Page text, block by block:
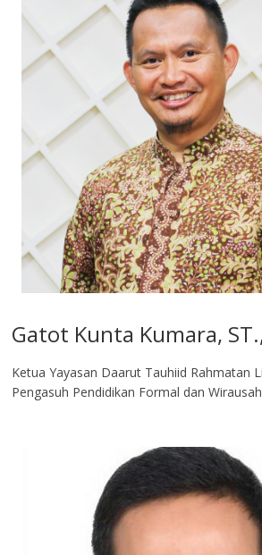
Gatot Kunta Kumara,
Ketua Yayasan Daarut Tauhiid Rahmatan
Pengasuh Pendidikan Formal dan